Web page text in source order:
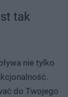
tak
nie tylko
do Twojego